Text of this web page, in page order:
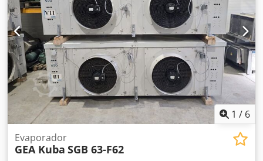
reposición: 1 x DN 40 (diámetro n
1 / 6
Evaporador
GEA Kuba SGB 63-F62